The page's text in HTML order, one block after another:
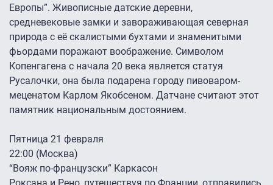
Европы”. Живописные датские деревни,
средневековые замки и завораживающая северная
природа с её скалистыми бухтами и знаменитыми
фьордами поражают воображение. Символом
Копенгагена с начала 20 века является статуя
Русалочки, она была подарена городу пивоваром-
меценатом Карлом Якобсеном. Датчане считают этот
памятник национальным достоянием.
Пятница 21 февраля
22:00 (Москва)
“Вояж по-французски” Каркасон